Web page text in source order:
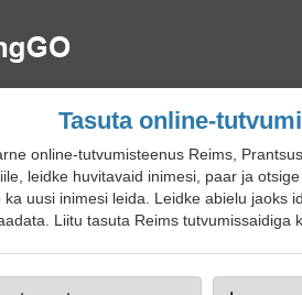
Tasuta online-
online-tutvumisteenus Reims,
leidke huvitavaid inimesi, paar ja
uusi inimesi leida. Leidke abielu
Liitu tasuta Reims tutvumissaidiga